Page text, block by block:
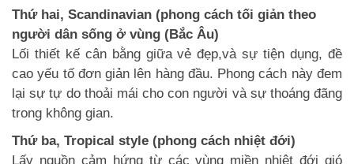
Thứ hai, Scandinavian (phong cách tối giản theo
người dân sống ở vùng (Bắc Âu)
Lối thiết kế cân bằng giữa vẻ đẹp,và sự tiện dụng, đề
cao yếu tố đơn giản lên hàng đầu. Phong cách này đem
lại sự tự do thoải mái cho con người và sự thoáng đãng
trong không gian.
Thứ ba, Tropical style (phong cách nhiệt đới)
Lấy nguồn cảm hứng từ các vùng miền nhiệt đới gió